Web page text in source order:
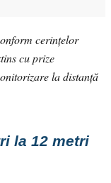
cerințelor
cu prize
la distanță
la 12 metri